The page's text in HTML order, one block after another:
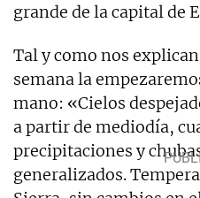
grande de la capital de
Tal y como nos
semana la
mano: «Cielos
a partir de mediodía,
precipitaciones y
generalizados.